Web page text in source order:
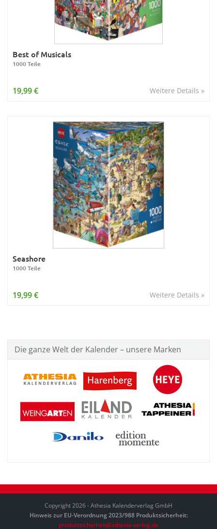
Best of Musicals
1000 Teile
Weitere Details »
19,99 €
Seashore
1000 Teile
Weitere Details »
19,99 €
Die ganze Welt der Kalender – unsere Marken
Copyright 2026 - Athesia Kalenderverlag GmbH
Hinweis zur EU-Verordnung 2023/988 Produktsicherheit:
produktsicherheit@athesia-verlag.de